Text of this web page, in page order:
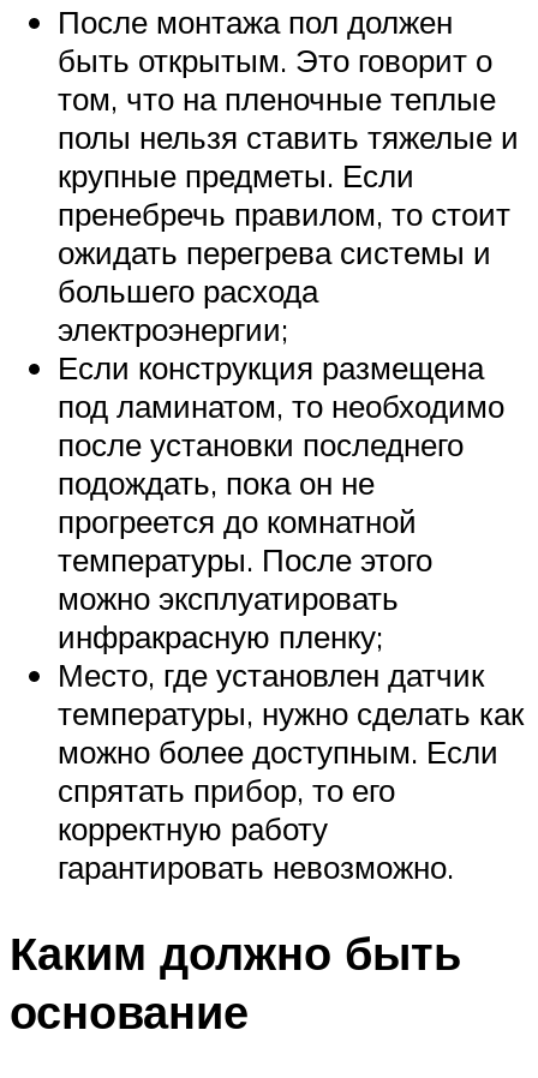
После монтажа пол должен
быть открытым. Это говорит о
том, что на пленочные теплые
полы нельзя ставить тяжелые и
крупные предметы. Если
пренебречь правилом, то стоит
ожидать перегрева системы и
большего расхода
электроэнергии;
Если конструкция размещена
под ламинатом, то необходимо
после установки последнего
подождать, пока он не
прогреется до комнатной
температуры. После этого
можно эксплуатировать
инфракрасную пленку;
Место, где установлен датчик
температуры, нужно сделать как
можно более доступным. Если
спрятать прибор, то его
корректную работу
гарантировать невозможно.
Каким должно быть
основание